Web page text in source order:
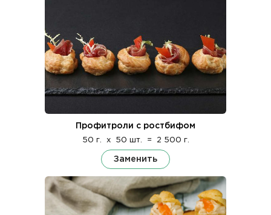
Профитроли с ростбифом
50 г. x 50 шт. = 2 500 г.
Заменить